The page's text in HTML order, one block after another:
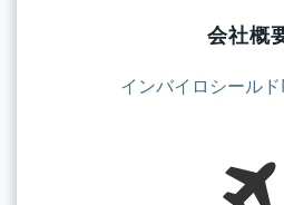
会社概
インバイロシール